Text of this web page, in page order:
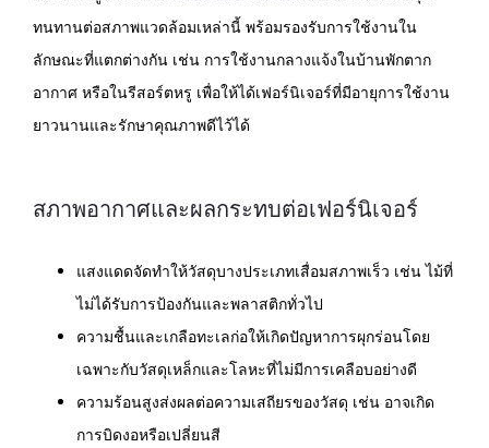
ทนทานต่อสภาพแวดล้อมเหล่านี้ พร้อมรองรับการใช้งานใน
ลักษณะที่แตกต่างกัน เช่น การใช้งานกลางแจ้งในบ้านพักตาก
อากาศ หรือในรีสอร์ตหรู เพื่อให้ได้เฟอร์นิเจอร์ที่มีอายุการใช้งาน
ยาวนานและรักษาคุณภาพดีไว้ได้
สภาพอากาศและผลกระทบต่อเฟอร์นิเจอร์
แสงแดดจัดทำให้วัสดุบางประเภทเสื่อมสภาพเร็ว เช่น ไม้ที่
ไม่ได้รับการป้องกันและพลาสติกทั่วไป
ความชื้นและเกลือทะเลก่อให้เกิดปัญหาการผุกร่อนโดย
เฉพาะกับวัสดุเหล็กและโลหะที่ไม่มีการเคลือบอย่างดี
ความร้อนสูงส่งผลต่อความเสถียรของวัสดุ เช่น อาจเกิด
การบิดงอหรือเปลี่ยนสี